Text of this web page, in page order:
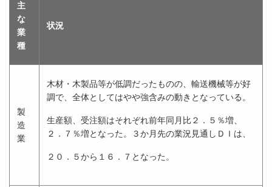
主
な
業
種
状況
製
造
業
木材・木製品等が低調だったものの、輸送機械等が好
調で、全体としてはやや強含みの動きとなっている。
生産額、受注額はそれぞれ前年同月比２．５％増、
２．７％増となった。３か月先の業況見通しＤＩは、
２０．５から１６．７となった。